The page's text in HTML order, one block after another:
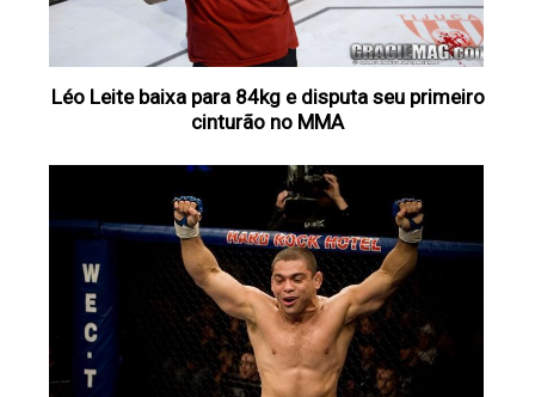
Léo Leite baixa para 84kg e disputa seu primeiro
cinturão no MMA